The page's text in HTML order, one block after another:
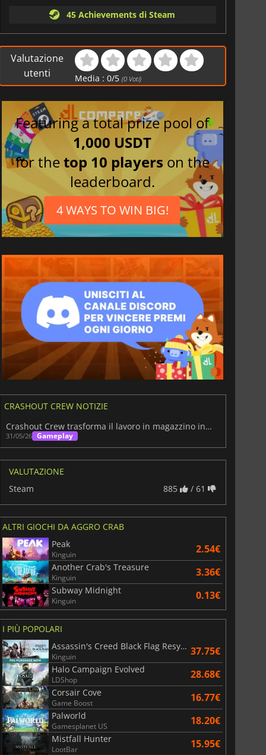
45 Achievements di Steam
Valutazione
utenti
Media :0/5 (0 Voti)
Featuring a total prize pool of
1,000 USDT
for thetop 10 players on the
leaderboard.
4 WAYS TO WIN BIG!
CRASHOUT CREW NOTIZIE
Crashout Crew trasforma il lavoro in magazzino in una caotica commedia cooperativa
31/05/26 Gameplay
VALUTAZIONE
Steam
885 / 61
ALTRI GIOCHI DA AGGRO CRAB
Peak
Kinguin 2.54€
Another Crab's Treasure
Kinguin 3.36€
Subway Midnight
Kinguin 0.13€
I PIÙ POPOLARI
Assassin's Creed Black Flag Resynced
Kinguin 37.75€
Halo Campaign Evolved
LDShop 28.68€
Corsair Cove
Game Boost 16.77€
Palworld
Gamesplanet US 18.20€
Mistfall Hunter
LootBar 15.95€